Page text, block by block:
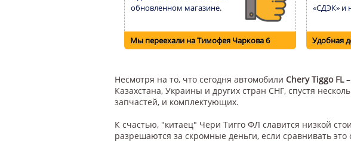
обновленном магазине.
Мы переехали на Тимофея Чаркова 6
«СДЭК» и
Удобная
Несмотря на то, что сегодня автомобили Chery Tiggo FL–
Казахстана, Украины и других стран СНГ, спустя
запчастей, и комплектующих.
К счастью, "китаец" Чери Тигго ФЛ славится низкой
разрешаются за скромные деньги, если сравнивать